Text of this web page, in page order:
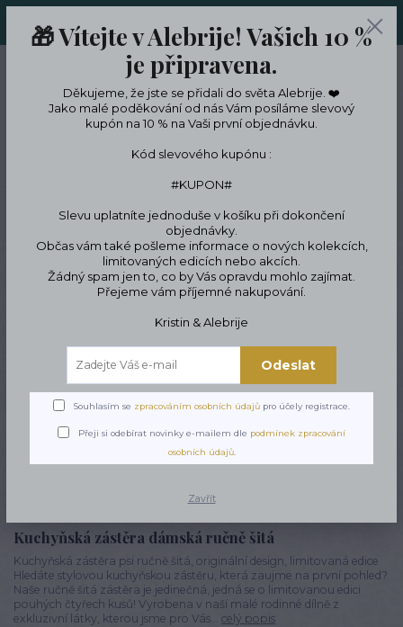
LIMITKÁCH
CZK
Hledat
Designové dekorace a bydlení Zástěry nejen do kuchyně
Zástěra navaření
Zástěra navaření
Kuchyňská zástěra dámská ručně šitá
Kuchyňská zástěra psi ručně šitá, originální design, limitovaná edice
Hledáte stylovou kuchyňskou zástěru, která zaujme na první pohled?
Naše ručně šitá zástěra je jedinečná, jedná se o limitovanou edici
pouhých čtyřech kusů! Vyrobena v naší malé rodinné dílně z
exkluzivní látky, kterou jsme pro Vás... celý popis
🎁 Vítejte v Alebrije! Vašich 10 %
je připravena.
Děkujeme, že jste se přidali do světa Alebrije. ❤️
Jako malé poděkování od nás Vám posíláme slevový
kupón na 10 % na Vaši první objednávku.
Kód slevového kupónu :
#KUPON#
Slevu uplatníte jednoduše v košíku při dokončení
objednávky.
Občas vám také pošleme informace o nových kolekcích,
limitovaných edicích nebo akcích.
Žádný spam jen to, co by Vás opravdu mohlo zajímat.
Přejeme vám příjemné nakupování.
Kristin & Alebrije
Odeslat
Souhlasím se zpracováním osobních údajů pro účely registrace.
Přeji si odebírat novinky e-mailem dle podmínek zpracování
osobních údajů.
Zavřít